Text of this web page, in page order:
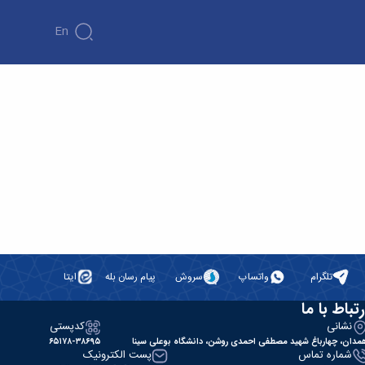
En
تلگرام واتساپ سروش پیام رسان بله ایتا
با ما
نشانی
چهارباغ شهید مصطفی احمدی روشن، دانشگاه بوعلی سینا
کدپستی
۶۵۱۷۸-۳۸۶۹۵
شماره تماس پست الکترونیک